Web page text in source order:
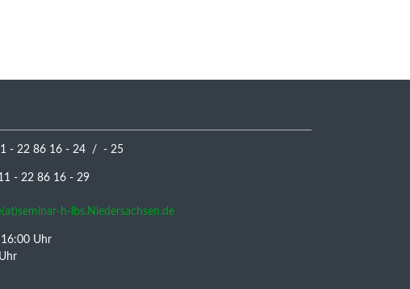
- 22 86 16 - 24 / - 25
- 22 86 16 - 29
h-lbs.Niedersachsen.de
Uhr